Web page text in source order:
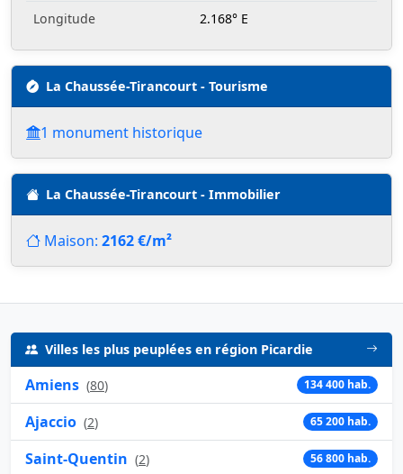
Longitude
2.168° E
La Chaussée-Tirancourt - Tourisme
1 monument historique
La Chaussée-Tirancourt - Immobilier
Maison: 2162 €/m²
Villes les plus peuplées en région Picardie
Amiens (80) 134 400 hab.
Ajaccio (2) 65 200 hab.
Saint-Quentin (2) 56 800 hab.